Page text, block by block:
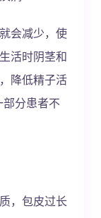
会减少，使
活时阴茎和
降低精子活
分患者不
，包皮过长